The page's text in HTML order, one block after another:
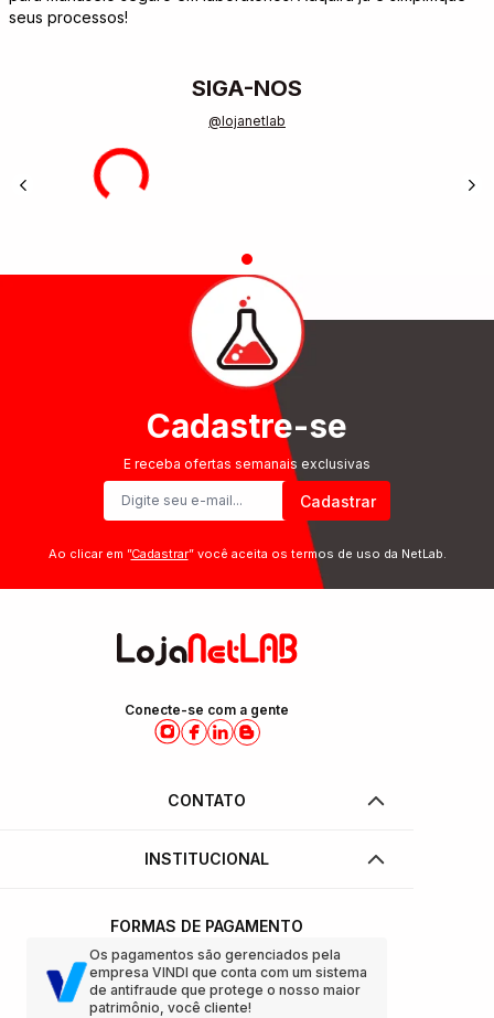
seus processos!
SIGA-NOS
@lojanetlab
Cadastre-se
E receba ofertas semanais exclusivas
Cadastrar
Ao clicar em ”Cadastrar” você aceita os termos de uso da NetLab.
Conecte-se com a gente
CONTATO
INSTITUCIONAL
FORMAS DE PAGAMENTO
Os pagamentos são gerenciados pela
empresa VINDI que conta com um sistema
de antifraude que protege o nosso maior
patrimônio, você cliente!